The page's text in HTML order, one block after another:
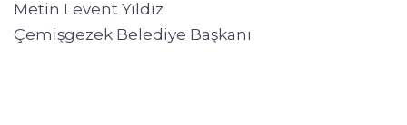
Metin Levent Yıldız
Çemişgezek Belediye Başkanı